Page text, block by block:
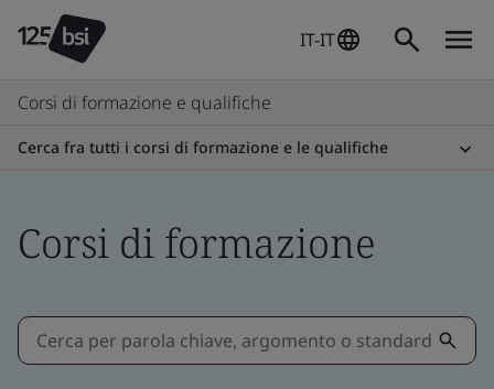
IT-IT
Corsi di formazione e qualifiche
Cerca fra tutti i corsi di formazione e le qualifiche
Corsi di formazione